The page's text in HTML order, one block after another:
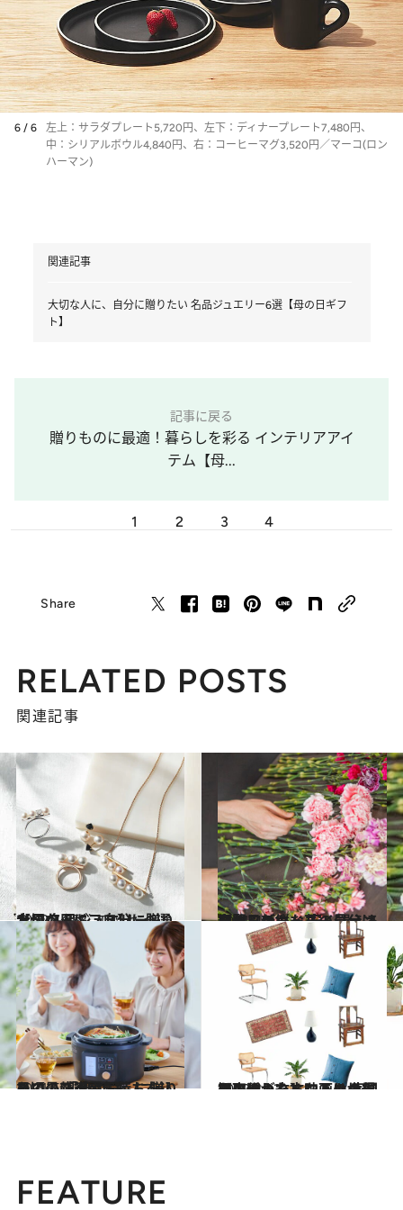
6 / 6
左上：サラダプレート5,720円、左下：ディナープレート7,480円、
中：シリアルボウル4,840円、右：コーヒーマグ3,520円／マーコ(ロン
ハーマン)
関連記事
大切な人に、自分に贈りたい 名品ジュエリー6選【母の日ギフ
ト】
記事に戻る
贈りものに最適！暮らしを彩る インテリアアイ
テム【母...
1 2 3 4
Share
RELATED POSTS
関連記事
2022.4.25
大切な人に、自分に贈りたい 名品ジュエリー6選【母の日ギフト】
コミック ＆ エッセイ 2021.4.21
母の日のカーネーションを賢くゲット 安く買える期間＆新鮮な花の見分け方
ライフスタイル
2021.5.3
日頃の感謝の気持ちを込めて！ 「母の日」に贈りたい最新家電5選
ライフスタイル 2022.4.13
【真似したくなるあの部屋の作り方】映画の世界観に近づくヒントは 家具の取り入れ方にありました
カルチャー
FEATURE